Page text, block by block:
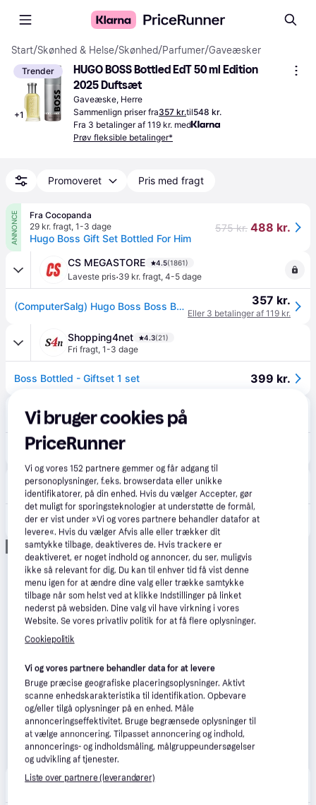
Start/Skønhed & Helse/Skønhed/Parfumer/Gaveæsker
Trender
+1
HUGO BOSS Bottled EdT 50 ml Edition
2025 Duftsæt
Gaveæske, Herre
Sammenlign priser fra357 kr.til548 kr.
Fra 3 betalinger af 119 kr. med
Prøv fleksible betalinger*
Promoveret Pris med fragt
ANNONCE
Fra Cocopanda
29 kr. fragt, 1-3 dage
Hugo Boss Gift Set Bottled For Him
575 kr. 488 kr.
CS MEGASTORE 4.5(1861)
Laveste pris·39 kr. fragt, 4-5 dage
(ComputerSalg) Hugo Boss Boss Bottled Eau De Toilette Gift Set 357 kr.
Eller 3 betalinger af 119 kr.
Shopping4net 4.3(21)
Fri fragt, 1-3 dage
Boss Bottled - Giftset 1 set 399 kr.
parfumdreams
37 kr. fragt,2-4 dage
Deloox 4.5 (31)
49 kr. fragt ,3 dage
Hugo Boss Boss Bottled Gave sæt 416 kr.
Eller 3 betalinger af 139 kr.
Annonce
Cocopanda 5.0(1)
Vi bruger cookies på
PriceRunner
Vi og vores152 partnere gemmer og får adgang til
personoplysninger, f.eks. browserdata eller unikke
identifikatorer, på din enhed. Hvis du vælger Accepter, gør
det muligt for sporingsteknologier at understøtte de formål,
der er vist under »Vi og vores partnere behandler datafor at
levere«. Hvis du vælger Afvis alle eller trækker dit
samtykke tilbage, deaktiveres de. Hvis trackere er
deaktiveret, er noget indhold og annoncer, du ser, muligvis
ikke så relevant for dig. Du kan til enhver tid få vist denne
menu igen for at ændre dine valg eller trække samtykke
tilbage når som helst ved at klikke Indstillinger på linket
nederst på websiden. Dine valg vil have virkning i vores
Website. Se vores privatliv politik for at få flere oplysninger.
Cookiepolitik
Vi og vores partnere behandler data for at levere
Bruge præcise geografiske placeringsoplysninger. Aktivt
scanne enhedskarakteristika til identifikation. Opbevare
og/eller tilgå oplysninger på en enhed. Måle
annonceringseffektivitet. Bruge begrænsede oplysninger til
at vælge annoncering. Tilpasset annoncering og indhold,
annoncerings- og indholdsmåling, målgruppeundersøgelser
og udvikling af tjenester.
Liste over partnere (leverandører)